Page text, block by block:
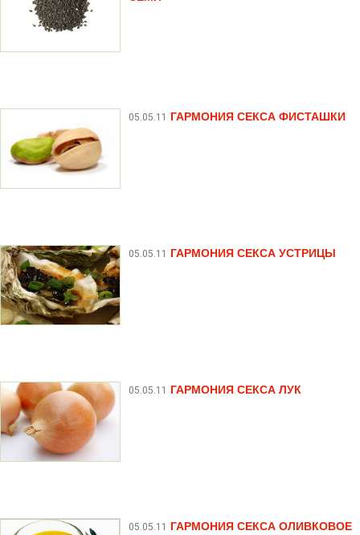
05.05.11 ГАРМОНИЯ СЕКСА ФИСТАШКИ
05.05.11 ГАРМОНИЯ СЕКСА УСТРИЦЫ
05.05.11 ГАРМОНИЯ СЕКСА ЛУК
05.05.11 ГАРМОНИЯ СЕКСА ОЛИВКОВОЕ